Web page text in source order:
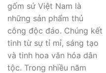
gốm sứ Việt Nam là
những sản phẩm thủ
công độc đáo. Chúng kết
tinh từ sự tỉ mỉ, sáng tạo
và tinh hoa văn hóa dân
tộc. Trong nhiều năm